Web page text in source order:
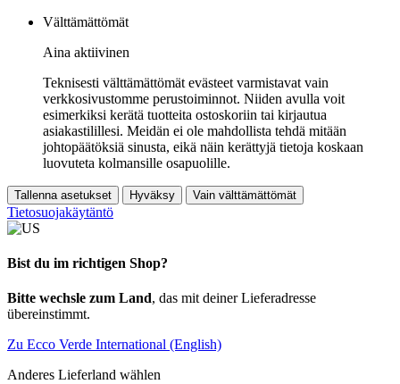
Välttämättömät
Aina aktiivinen
Teknisesti välttämättömät evästeet varmistavat vain
verkkosivustomme perustoiminnot. Niiden avulla voit
esimerkiksi kerätä tuotteita ostoskoriin tai kirjautua
asiakastilillesi. Meidän ei ole mahdollista tehdä mitään
johtopäätöksiä sinusta, eikä näin kerättyjä tietoja koskaan
luovuteta kolmansille osapuolille.
Tallenna asetukset Hyväksy Vain välttämättömät
Tietosuojakäytäntö
Bist du im richtigen Shop?
Bitte wechsle zum Land, das mit deiner Lieferadresse
übereinstimmt.
Zu Ecco Verde International (English)
Anderes Lieferland wählen